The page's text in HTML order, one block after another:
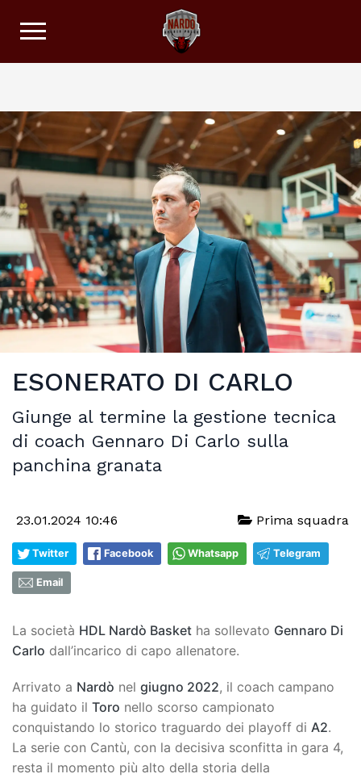
ESONERATO DI CARLO
Giunge al termine la gestione tecnica
di coach Gennaro Di Carlo sulla
panchina granata
23.01.2024 10:46 Prima squadra
Twitter Facebook Whatsapp Telegram
Email
La società HDL Nardò Basket ha sollevato Gennaro Di
Carlo dall’incarico di capo allenatore.
Arrivato a Nardò nel giugno 2022, il coach campano
ha guidato il Toro nello scorso campionato
conquistando lo storico traguardo dei playoff di A2.
La serie con Cantù, con la decisiva sconfitta in gara 4,
resta il momento più alto della storia della